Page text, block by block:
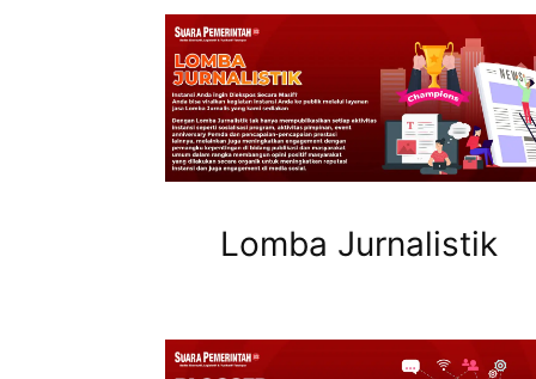
Lomba Jurnalistik